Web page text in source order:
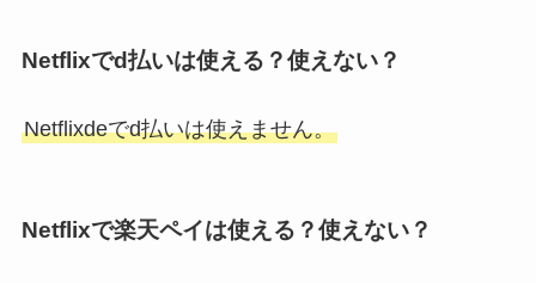
Netflixでd払いは使える？使えない？
Netflixdeでd払いは使えません。
Netflixで楽天ペイは使える？使えない？